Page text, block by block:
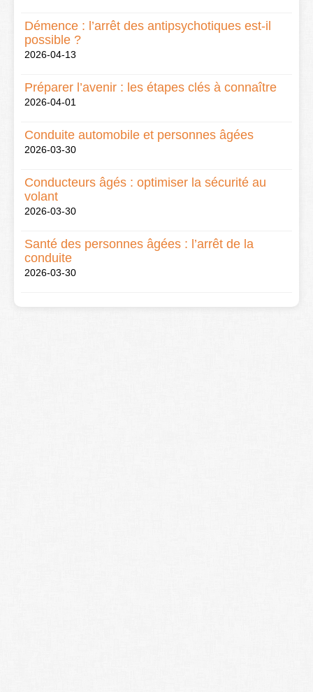
Démence : l’arrêt des antipsychotiques est-il
possible ?
2026-04-13
Préparer l’avenir : les étapes clés à connaître
2026-04-01
Conduite automobile et personnes âgées
2026-03-30
Conducteurs âgés : optimiser la sécurité au
volant
2026-03-30
Santé des personnes âgées : l’arrêt de la
conduite
2026-03-30